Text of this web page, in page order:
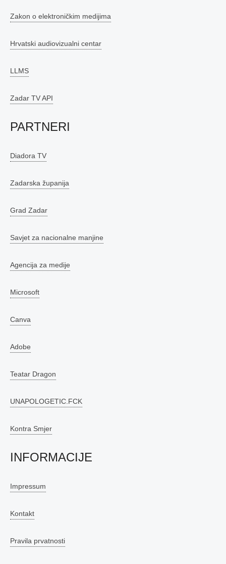
Zakon o elektroničkim medijima
Hrvatski audiovizualni centar
LLMS
Zadar TV API
PARTNERI
Diadora TV
Zadarska županija
Grad Zadar
Savjet za nacionalne manjine
Agencija za medije
Microsoft
Canva
Adobe
Teatar Dragon
UNAPOLOGETIC.FCK
Kontra Smjer
INFORMACIJE
Impressum
Kontakt
Pravila prvatnosti